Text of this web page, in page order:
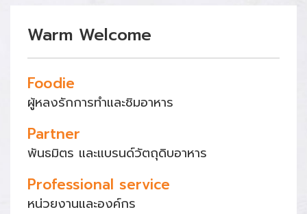
Warm Welcome
Foodie
ผู้หลงรักการทำและชิมอาหาร
Partner
พันธมิตร และแบรนด์วัตถุดิบอาหาร
Professional service
หน่วยงานและองค์กร